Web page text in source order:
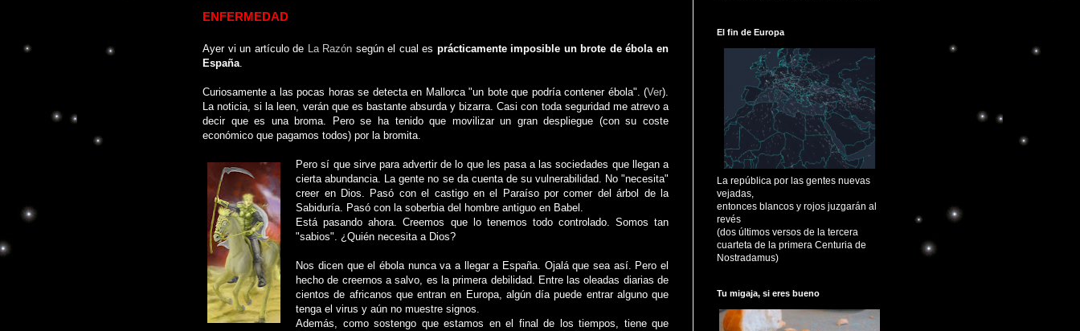
ENFERMEDAD
Ayer vi un artículo de La Razón según el cual es prácticamente imposible un brote de ébola en
España.
Curiosamente a las pocas horas se detecta en Mallorca "un bote que podría contener ébola". (Ver).
La noticia, si la leen, verán que es bastante absurda y bizarra. Casi con toda seguridad me atrevo a
decir que es una broma. Pero se ha tenido que movilizar un gran despliegue (con su coste
económico que pagamos todos) por la bromita.
Pero sí que sirve para advertir de lo que les pasa a las sociedades que llegan a
cierta abundancia. La gente no se da cuenta de su vulnerabilidad. No "necesita"
creer en Dios. Pasó con el castigo en el Paraíso por comer del árbol de la
Sabiduría. Pasó con la soberbia del hombre antiguo en Babel.
Está pasando ahora. Creemos que lo tenemos todo controlado. Somos tan
"sabios". ¿Quién necesita a Dios?
Nos dicen que el ébola nunca va a llegar a España. Ojalá que sea así. Pero el
hecho de creernos a salvo, es la primera debilidad. Entre las oleadas diarias de
cientos de africanos que entran en Europa, algún día puede entrar alguno que
tenga el virus y aún no muestre signos.
Además, como sostengo que estamos en el final de los tiempos, tiene que
El fin de Europa
La república por las gentes nuevas
vejadas,
entonces blancos y rojos juzgarán al
revés
(dos últimos versos de la tercera
cuarteta de la primera Centuria de
Nostradamus)
Tu migaja, si eres bueno